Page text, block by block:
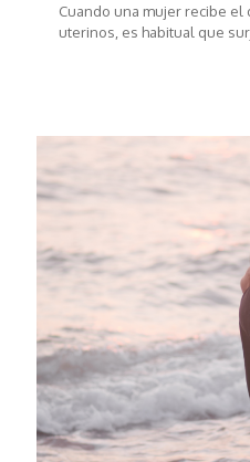
Cuando una mujer recibe el
uterinos, es habitual que